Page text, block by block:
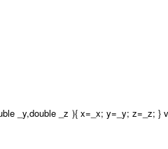
_y,double _z ){ x=_x; y=_y; z=_z; }